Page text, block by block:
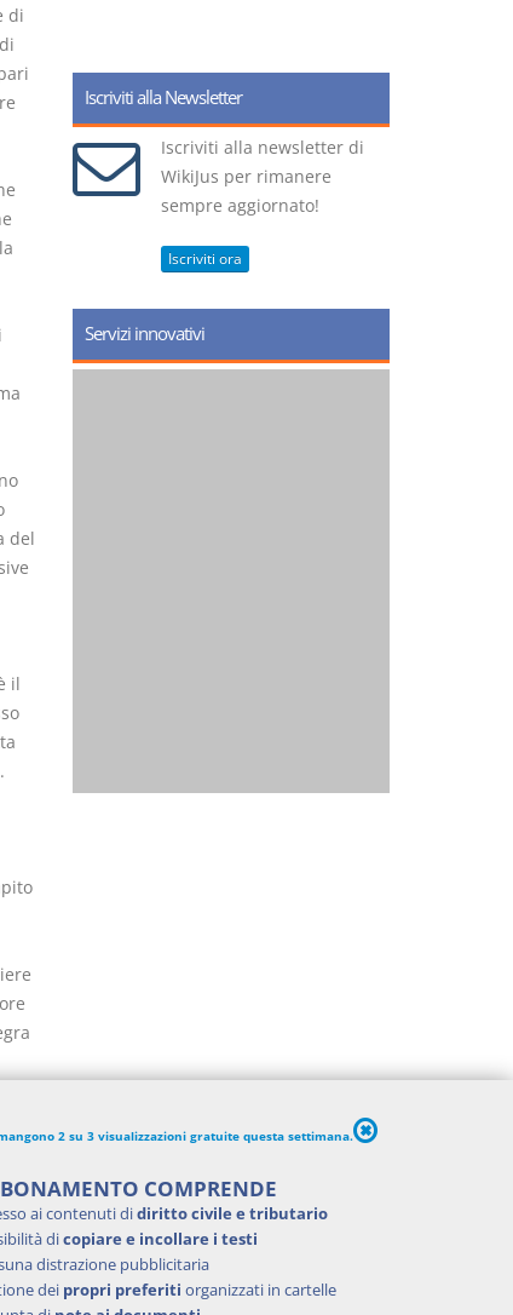
di
del
il
Iscriviti alla Newsletter
Iscriviti alla newsletter di
WikiJus per rimanere
sempre aggiornato!
Iscriviti ora
Servizi innovativi
2 su 3 visualizzazioni gratuite questa settimana.
COMPRENDE
ai contenuti didiritto civile e tributario
dicopiare e incollare i testi
distrazione pubblicitaria
dei propri preferiti organizzati in cartelle